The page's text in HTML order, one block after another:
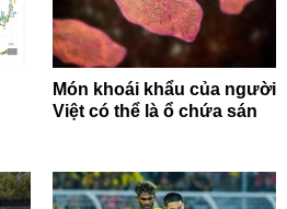
Món khoái khẩu của người
Việt có thể là ổ chứa sán